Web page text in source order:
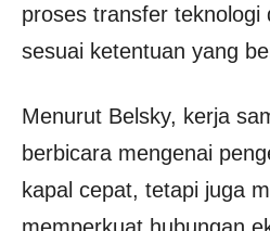
proses transfer teknologi
sesuai ketentuan yang
Menurut Belsky, kerja
berbicara mengenai
kapal cepat, tetapi juga